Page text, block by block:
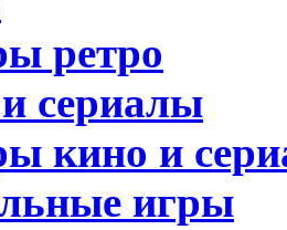
ретро
сериалы
кино и
игры